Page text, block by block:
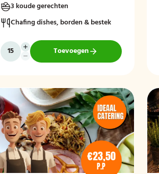
3 koude gerechten
Chafing dishes, borden & bestek
Toevoegen
€23,50
P.P